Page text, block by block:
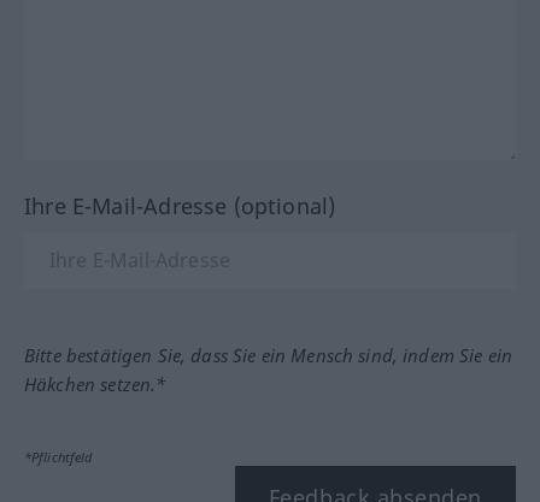
Ihre E-Mail-Adresse (optional)
Bitte bestätigen Sie, dass Sie ein Mensch sind, indem Sie ein
Häkchen setzen.*
*Pflichtfeld